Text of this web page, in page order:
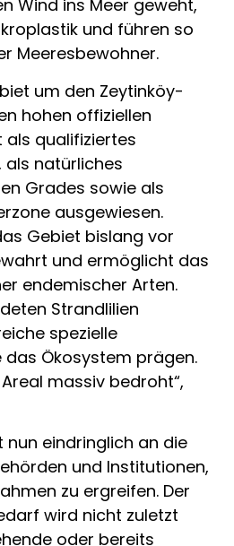
Wind ins Meer geweht,
und führen so
Meeresbewohner.
um den Zeytinköy-
hohen offiziellen
als qualifiziertes
als natürliches
Grades sowie als
ausgewiesen.
Gebiet bislang vor
und ermöglicht das
endemischer Arten.
Strandlilien
spezielle
das Ökosystem prägen.
massiv bedroht“,
nun eindringlich an die
und Institutionen,
zu ergreifen. Der
wird nicht zuletzt
oder bereits